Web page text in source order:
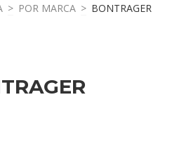
> POR MARCA > BONTRAGER